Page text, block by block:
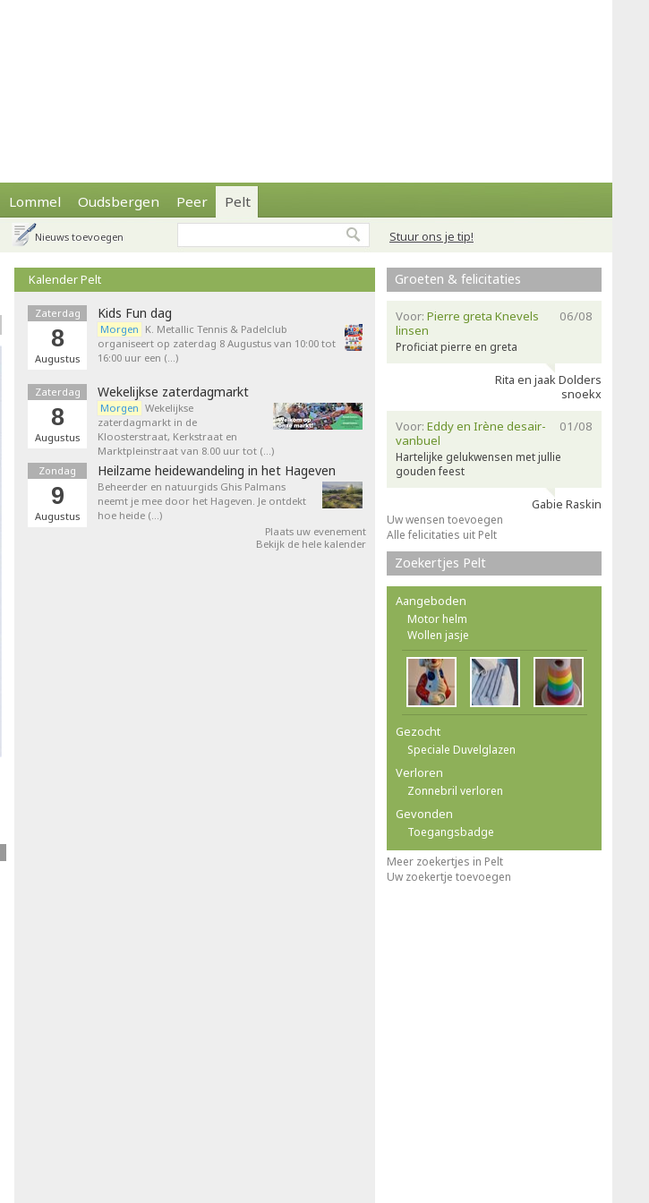
Lommel Oudsbergen Peer Pelt
Stuur ons je tip!
Nieuws toevoegen
Kalender Pelt
Zaterdag
8
Augustus
Kids Fun dag
Morgen K. Metallic Tennis & Padelclub
organiseert op zaterdag 8 Augustus van 10:00 tot
16:00 uur een (…)
Zaterdag
8
Augustus
Wekelijkse zaterdagmarkt
Morgen Wekelijkse
zaterdagmarkt in de
Kloosterstraat, Kerkstraat en
Marktpleinstraat van 8.00 uur tot (…)
Zondag
9
Augustus
Heilzame heidewandeling in het Hageven
Beheerder en natuurgids Ghis Palmans
neemt je mee door het Hageven. Je ontdekt
hoe heide (…)
Plaats uw evenement
Bekijk de hele kalender
Groeten & felicitaties
06/08
Voor: Pierre greta Knevels
linsen
Proficiat pierre en greta
Rita en jaak Dolders
snoekx
01/08
Voor: Eddy en Irène desair-
vanbuel
Hartelijke gelukwensen met jullie
gouden feest
Gabie Raskin
Uw wensen toevoegen
Alle felicitaties uit Pelt
Zoekertjes Pelt
Aangeboden
Motor helm
Wollen jasje
Gezocht
Speciale Duvelglazen
Verloren
Zonnebril verloren
Gevonden
Toegangsbadge
Meer zoekertjes in Pelt
Uw zoekertje toevoegen